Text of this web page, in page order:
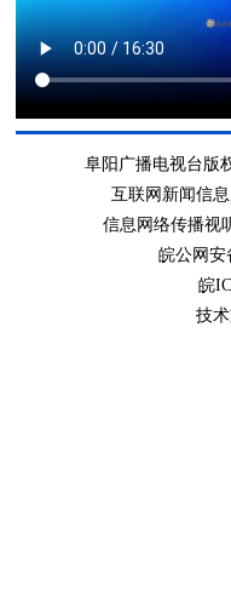
阜阳广播电视台版
互联网新闻信
信息网络传播视
皖公网安
皖
技